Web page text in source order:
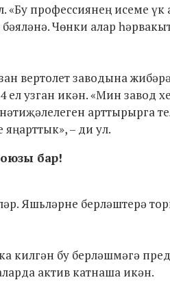
профессиянең исеме үк
Чөнки алар
вертолет заводына
узган икән. «Мин завод
арттырырга
– ди ул.
бар!
Яшьләрне берләштерә
килгән бу берләшмәгә
актив катнаша икән.